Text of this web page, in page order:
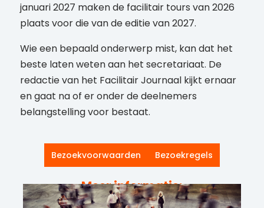
januari 2027 maken de facilitair tours van 2026
plaats voor die van de editie van 2027.
Wie een bepaald onderwerp mist, kan dat het
beste laten weten aan het secretariaat. De
redactie van het Facilitair Journaal kijkt ernaar
en gaat na of er onder de deelnemers
belangstelling voor bestaat.
Bezoekvoorwaarden Bezoekregels
Meer informatie: